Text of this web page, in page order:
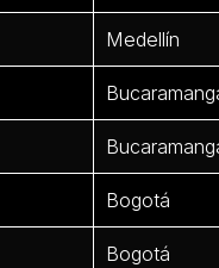
Medellín
Bogotá
Bogotá